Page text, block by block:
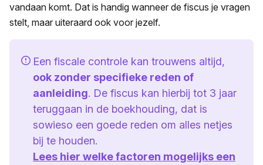
vandaan komt. Dat is handig wanneer de fiscus je vragen
stelt, maar uiteraard ook voor jezelf.
Een fiscale controle kan trouwens altijd,
ook zonder specifieke reden of
aanleiding. De fiscus kan hierbij tot 3 jaar
teruggaan in de boekhouding, dat is
sowieso een goede reden om alles netjes
bij te houden.
Lees hier welke factoren mogelijks een